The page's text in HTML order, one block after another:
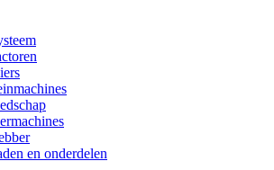
en onderdelen